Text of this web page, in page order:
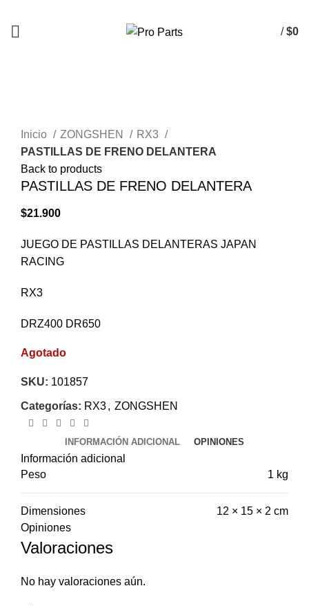
/ $0
Inicio
ZONGSHEN
RX3
PASTILLAS DE FRENO DELANTERA
Back to products
PASTILLAS DE FRENO DELANTERA
$21.900
JUEGO DE PASTILLAS DELANTERAS JAPAN
RACING
RX3
DRZ400 DR650
Agotado
SKU: 101857
Categorías: RX3, ZONGSHEN
INFORMACIÓN ADICIONAL OPINIONES
Información adicional
Peso
1 kg
Dimensiones
12 × 15 × 2 cm
Opiniones
Valoraciones
No hay valoraciones aún.